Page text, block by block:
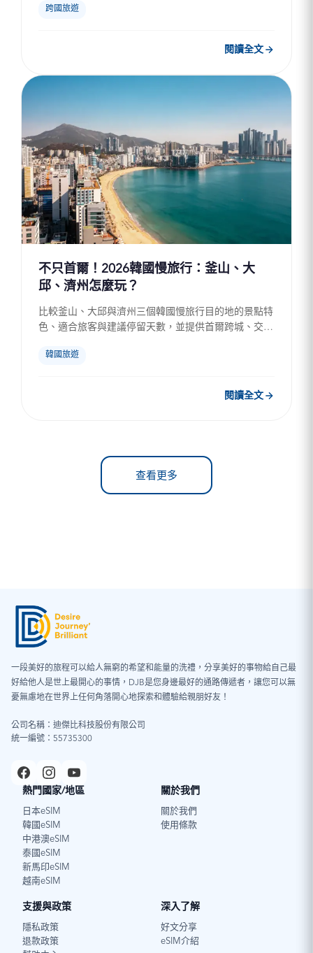
程的旅客規...
跨國旅遊
閱讀全文
不只首爾！2026韓國慢旅行：釜山、大
邱、濟州怎麼玩？
比較釜山、大邱與濟州三個韓國慢旅行目的地的景點特
色、適合旅客與建議停留天數，並提供首爾跨城、交通
行步調的自...
韓國旅遊
閱讀全文
查看更多
一段美好的旅程可以給人無窮的希望和能量的洗禮，分享美好的事物給自己最
好給他人是世上最開心的事情，DJB是您身邊最好的通路傳遞者，讓您可以無
憂無慮地在世界上任何角落開心地探索和體驗給親朋好友！
公司名稱：迪傑比科技股份有限公司
統一編號：55735300
熱門國家/地區
日本eSIM
韓國eSIM
中港澳eSIM
泰國eSIM
新馬印eSIM
越南eSIM
關於我們
關於我們
使用條款
支援與政策
隱私政策
退款政策
深入了解
好文分享
eSIM介紹